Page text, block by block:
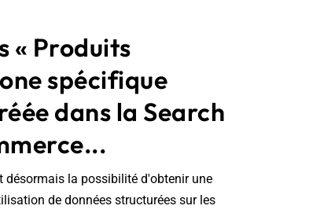
« Produits
spécifique
dans la Search
désormais la possibilité d'obtenir une
de données structurées sur les